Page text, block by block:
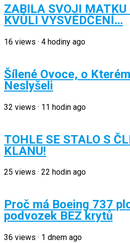
ZABILA SVOJI MATKU
KVŮLI VYSVĚDČENÍ…
16 views · 4 hodiny ago
Šílené Ovoce, o
Neslyšeli
32 views · 11 hodin ago
TOHLE SE STALO S
KLANU!
25 views · 22 hodin ago
Proč má Boeing 737
podvozek BEZ krytů
36 views · 1 dnem ago